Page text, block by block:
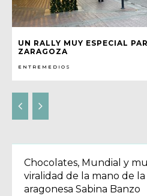
UN RALLY MUY ESPECIAL
ZARAGOZA
ENTREMEDIOS
Chocolates, Mundial y
viralidad de la mano de
aragonesa Sabina Banzo